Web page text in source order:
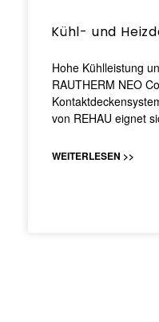
Kühl- und
Hohe Kühlleistung
RAUTHERM NEO
von REHAU eignet
WEITERLESEN >>